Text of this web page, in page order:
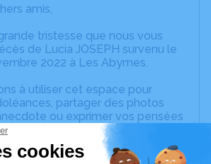
amis,
tristesse que nous vous
de Lucia JOSEPH survenu le
2022 à Les Abymes.
à utiliser cet espace pour
partager des photos
ou exprimer vos pensées
ou des textes. Cet endroit
dédié à honorer la
JOSEPH.